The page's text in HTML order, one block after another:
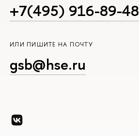
+7(495) 916-89-48
ИЛИ ПИШИТЕ НА ПОЧТУ
gsb@hse.ru